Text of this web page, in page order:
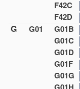
F42C
F42D
G G01 G01B
G01C
G01D
G01F
G01G